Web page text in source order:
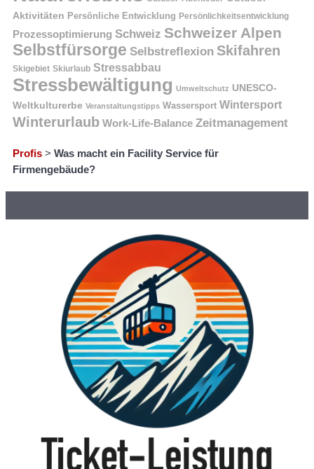
Aktivitäten Persönliche Entwicklung Persönlichkeitsentwicklung
Prozessoptimierung Schweiz Schweizer Alpen
Selbstfürsorge Selbstreflexion Skifahren
Skigebiet Skiurlaub Stressabbau
Stressbewältigung Umweltschutz UNESCO-
Weltkulturerbe Veranstaltungstipps Wassersport Wintersport
Winterurlaub Work-Life-Balance Zeitmanagement
Profis > Was macht ein Facility Service für
Firmengebäude?